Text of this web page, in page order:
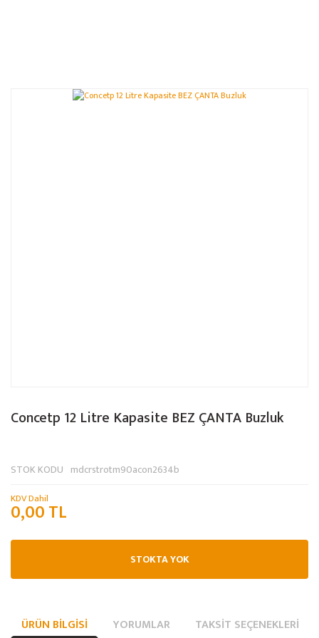
Concetp 12 Litre Kapasite BEZ ÇANTA Buzluk
STOK KODU mdcrstrotm90acon2634b
KDV Dahil
0,00 TL
STOKTA YOK
ÜRÜN BILGISI YORUMLAR TAKSIT SEÇENEKLERI